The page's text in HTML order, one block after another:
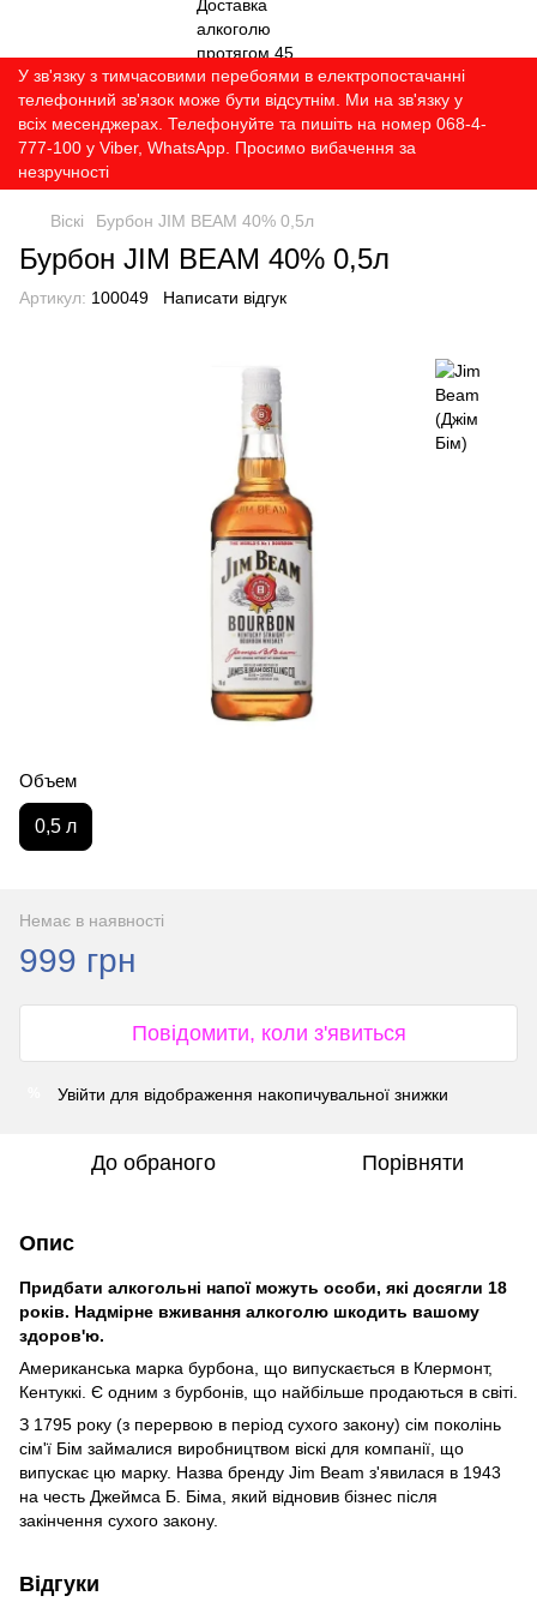
У зв'язку з тимчасовими перебоями в електропостачанні
телефонний зв'язок може бути відсутнім. Ми на зв'язку у
всіх месенджерах. Телефонуйте та пишіть на номер 068-4-
777-100 у Viber, WhatsApp. Просимо вибачення за
незручності
Віскі Бурбон JIM BEAM 40% 0,5л
Бурбон JIM BEAM 40% 0,5л
Артикул: 100049 Написати відгук
Объем
0,5 л
Немає в наявності
999 грн
Повідомити, коли з'явиться
Увійти для відображення накопичувальної знижки
До обраного Порівняти
Опис
Придбати алкогольні напої можуть особи, які досягли 18
років. Надмірне вживання алкоголю шкодить вашому
здоров'ю.
Американська марка бурбона, що випускається в Клермонт,
Кентуккі. Є одним з бурбонів, що найбільше продаються в світі.
З 1795 року (з перервою в період сухого закону) сім поколінь
сім'ї Бім займалися виробництвом віскі для компанії, що
випускає цю марку. Назва бренду Jim Beam з'явилася в 1943
на честь Джеймса Б. Біма, який відновив бізнес після
закінчення сухого закону.
Відгуки